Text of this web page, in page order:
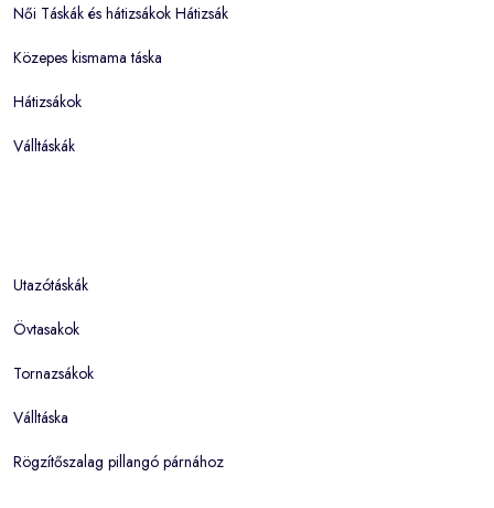
Női Táskák és hátizsákok Hátizsák
Közepes kismama táska
Hátizsákok
Válltáskák
Utazótáskák
Övtasakok
Tornazsákok
Válltáska
Rögzítőszalag pillangó párnához